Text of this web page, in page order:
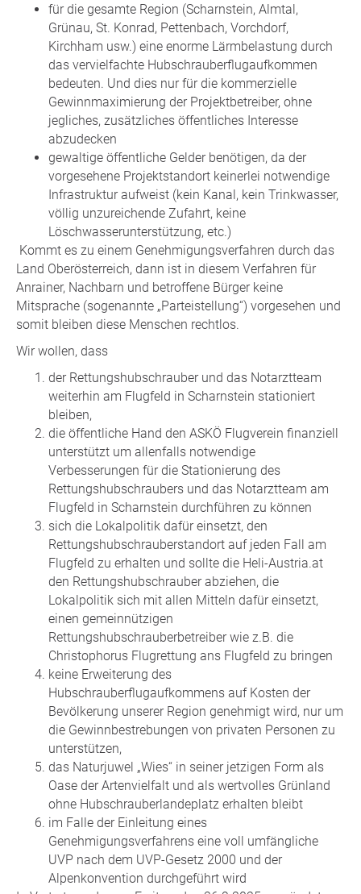
für die gesamte Region (Scharnstein, Almtal,
Grünau, St. Konrad, Pettenbach, Vorchdorf,
Kirchham usw.) eine enorme Lärmbelastung durch
das vervielfachte Hubschrauberflugaufkommen
bedeuten. Und dies nur für die kommerzielle
Gewinnmaximierung der Projektbetreiber, ohne
jegliches, zusätzliches öffentliches Interesse
abzudecken
gewaltige öffentliche Gelder benötigen, da der
vorgesehene Projektstandort keinerlei notwendige
Infrastruktur aufweist (kein Kanal, kein Trinkwasser,
völlig unzureichende Zufahrt, keine
Löschwasserunterstützung, etc.)
Kommt es zu einem Genehmigungsverfahren durch das
Land Oberösterreich, dann ist in diesem Verfahren für
Anrainer, Nachbarn und betroffene Bürger keine
Mitsprache (sogenannte „Parteistellung“) vorgesehen und
somit bleiben diese Menschen rechtlos.
Wir wollen, dass
der Rettungshubschrauber und das Notarztteam
weiterhin am Flugfeld in Scharnstein stationiert
bleiben,
die öffentliche Hand den ASKÖ Flugverein finanziell
unterstützt um allenfalls notwendige
Verbesserungen für die Stationierung des
Rettungshubschraubers und das Notarztteam am
Flugfeld in Scharnstein durchführen zu können
sich die Lokalpolitik dafür einsetzt, den
Rettungshubschrauberstandort auf jeden Fall am
Flugfeld zu erhalten und sollte die Heli-Austria.at
den Rettungshubschrauber abziehen, die
Lokalpolitik sich mit allen Mitteln dafür einsetzt,
einen gemeinnützigen
Rettungshubschrauberbetreiber wie z.B. die
Christophorus Flugrettung ans Flugfeld zu bringen
keine Erweiterung des
Hubschrauberflugaufkommens auf Kosten der
Bevölkerung unserer Region genehmigt wird, nur um
die Gewinnbestrebungen von privaten Personen zu
unterstützen,
das Naturjuwel „Wies“ in seiner jetzigen Form als
Oase der Artenvielfalt und als wertvolles Grünland
ohne Hubschrauberlandeplatz erhalten bleibt
im Falle der Einleitung eines
Genehmigungsverfahrens eine voll umfängliche
UVP nach dem UVP-Gesetz 2000 und der
Alpenkonvention durchgeführt wird